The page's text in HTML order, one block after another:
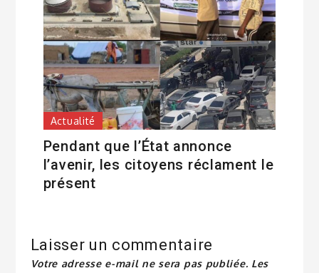
Actualité
Pendant que l’État annonce
l’avenir, les citoyens réclament le
présent
Laisser un commentaire
Votre adresse e-mail ne sera pas publiée. Les